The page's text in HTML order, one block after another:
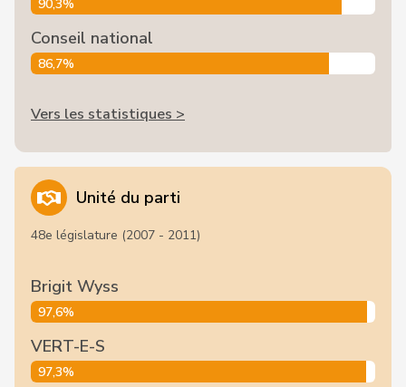
90,3%
Conseil national
86,7%
Vers les statistiques >
Unité du parti
48e législature (2007 - 2011)
Brigit Wyss
97,6%
VERT-E-S
97,3%